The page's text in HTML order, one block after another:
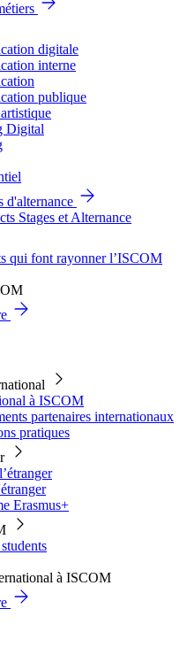
digitale
interne
publique
Digital
d'alternance
Stages et Alternance
qui font rayonner l’ISCOM
à ISCOM
partenaires internationaux
pratiques
Erasmus+
à ISCOM